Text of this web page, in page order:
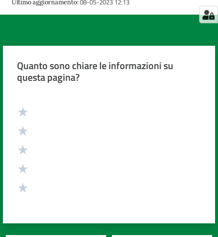
Ultimo aggiornamento:08-05-2023 12:13
Quanto sono chiare le informazioni su
questa pagina?